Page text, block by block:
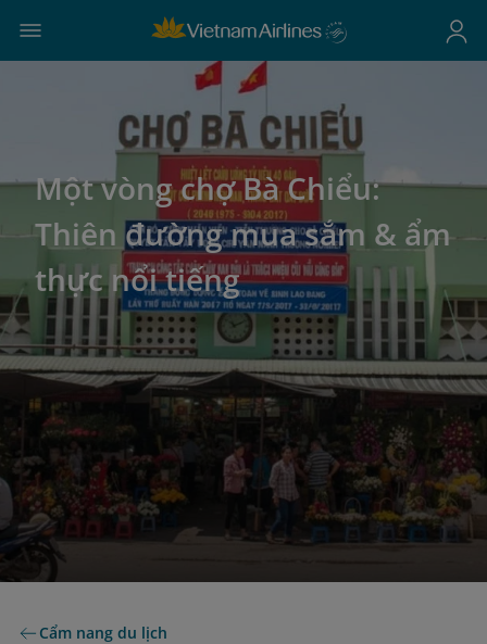
Một vòng chợ Bà Chiểu:
Thiên đường mua sắm & ẩm
thực nổi tiếng
Cẩm nang du lịch